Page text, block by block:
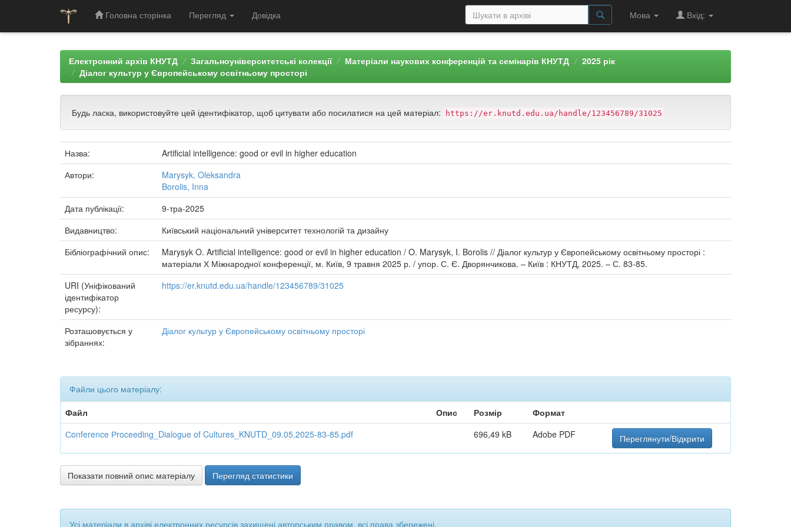
Головна сторінка Перегляд Довідка Мова Вхід:
Електронний архів КНУТД Загальноуніверситетські колекції Матеріали наукових конференцій та семінарів КНУТД
2025 рік
Діалог культур у Європейському освітньому просторі
Будь ласка, використовуйте цей ідентифікатор, щоб цитувати або посилатися на цей матеріал: https://er.knutd.edu.ua/handle/123456789/31025
Назва:
Artificial intelligence: good or evil in higher education
Автори:
Marysyk, Oleksandra
Borolis, Inna
Дата публікації:
9-тра-2025
Видавництво:
Київський національний університет технологій та дизайну
Бібліографічний опис:
Marysyk O. Artificial intelligence: good or evil in higher education / O. Marysyk, I. Borolis // Діалог культур у Європейському освітньому просторі :
матеріали Х Міжнародної конференції, м. Київ, 9 травня 2025 р. / упор. С. Є. Дворянчикова. – Київ : КНУТД, 2025. – С. 83-85.
URI (Уніфікований
ідентифікатор
ресурсу):
https://er.knutd.edu.ua/handle/123456789/31025
Розташовується у
зібраннях:
Діалог культур у Європейському освітньому просторі
Файли цього матеріалу:
Файл
Опис Розмір
Формат
Сonference Рroceeding_Dialogue of Cultures_KNUTD_09.05.2025-83-85.pdf
696,49 kB Adobe PDF Переглянути/Відкрити
Показати повний опис матеріалу Перегляд статистики
Усі матеріали в архіві електронних ресурсів захищені авторським правом, всі права збережені.